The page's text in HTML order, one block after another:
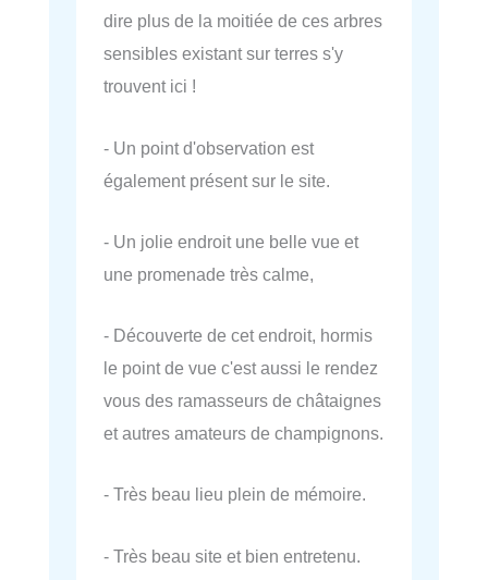
dire plus de la moitiée de ces arbres
sensibles existant sur terres s'y
trouvent ici !
- Un point d'observation est
également présent sur le site.
- Un jolie endroit une belle vue et
une promenade très calme,
- Découverte de cet endroit, hormis
le point de vue c'est aussi le rendez
vous des ramasseurs de châtaignes
et autres amateurs de champignons.
- Très beau lieu plein de mémoire.
- Très beau site et bien entretenu.